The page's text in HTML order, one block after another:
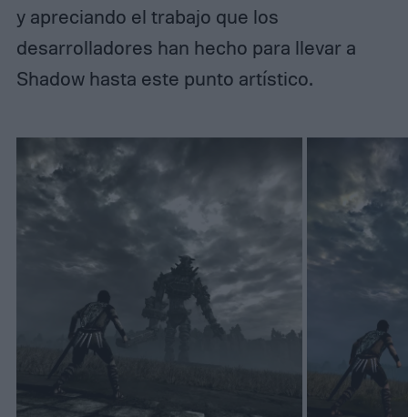
y apreciando el trabajo que los
desarrolladores han hecho para llevar a
Shadow hasta este punto artístico.